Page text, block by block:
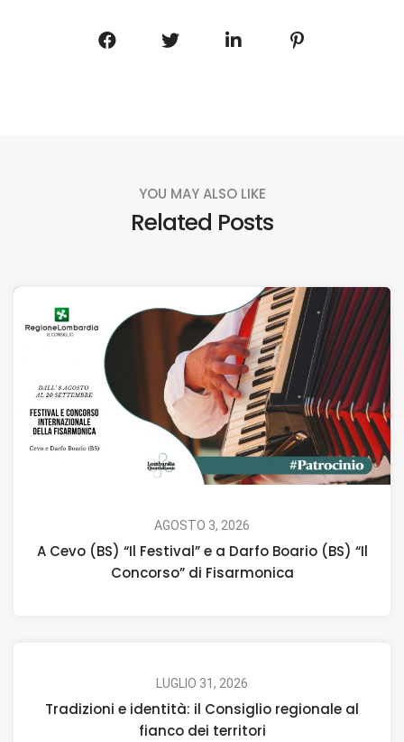
YOU MAY ALSO LIKE
Related Posts
AGOSTO 3, 2026
A Cevo (BS) “Il Festival” e a Darfo Boario (BS) “Il
Concorso” di Fisarmonica
LUGLIO 31, 2026
Tradizioni e identità: il Consiglio regionale al
fianco dei territori